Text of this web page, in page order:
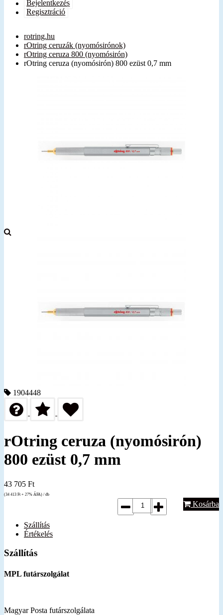
Bejelentkezés
Regisztráció
rotring.hu
rOtring ceruzák (nyomósirónok)
rOtring ceruza 800 (nyomósirón)
rOtring ceruza (nyomósirón) 800 ezüst 0,7 mm
1904448
rOtring ceruza (nyomósirón)
800 ezüst 0,7 mm
43 705 Ft
(34 413 Ft + 27% ÁFA) / db
Kosárba
Szállítás
Értékelés
Szállítás
MPL futárszolgálat
Magyar Posta futárszolgálata